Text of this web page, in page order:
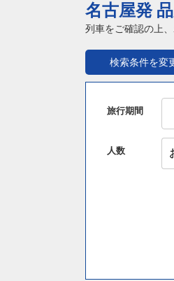
名古屋発
列車をご確認の上
検索条件を変
旅行期間
人数